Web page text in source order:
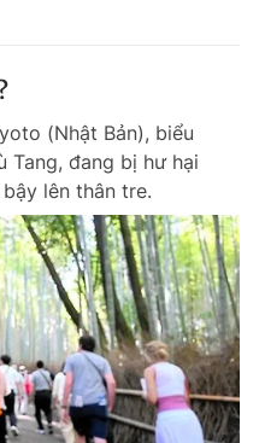
(Nhật Bản), biểu
Tang, đang bị hư hại
lên thân tre.